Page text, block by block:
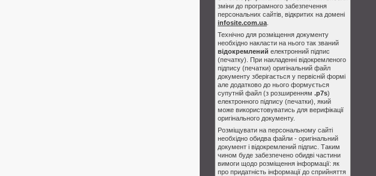
зміни до програмного забезпечення
персональних сайтів, відкритих на домені
infosite.com.ua
Технічно для розміщення документу
необхідно накласти на нього так званий
відокремлений електронний підпис
(печатку). При накладенні відокремленого
підпису (печатки) оригінальний файл
документу зберігається у первісній формі
але додатково до нього формується
супутній файл (з розширенням .p7s)
електронного підпису (печатки), який
може використовуватись для верифікації
оригінального документу.
Розміщувати на персональному сайті
необхідно обидва файли - оригінальний
документ і відокремлений підпис. Таким
чином буде забезпечено обидві частини
вимоги щодо розміщення інформації: як
про придатність інформації до сприйняття